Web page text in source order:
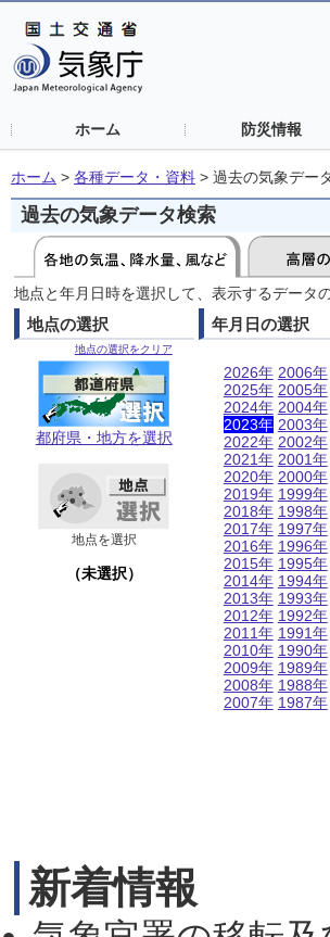
ホーム 防災情報
ホーム > 各種データ・資料 > 過去の気象デー
過去の気象データ検索
地点と年月日時を選択して、表示するデータ
地点の選択
地点の選択をクリア
都府県・地方を選択
地点を選択
（未選択）
年月日の選択
2026年
2025年
2024年
2023年
2022年
2021年
2020年
2019年
2018年
2017年
2016年
2015年
2014年
2013年
2012年
2011年
2010年
2009年
2008年
2007年
2006年
2005年
2004年
2003年
2002年
2001年
2000年
1999年
1998年
1997年
1996年
1995年
1994年
1993年
1992年
1991年
1990年
1989年
1988年
1987年
新着情報